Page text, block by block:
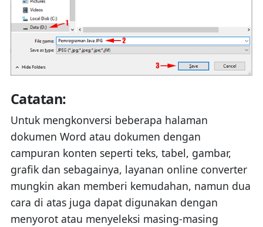
Catatan:
Untuk mengkonversi beberapa halaman
dokumen Word atau dokumen dengan
campuran konten seperti teks, tabel, gambar,
grafik dan sebagainya, layanan online converter
mungkin akan memberi kemudahan, namun dua
cara di atas juga dapat digunakan dengan
menyorot atau menyeleksi masing-masing